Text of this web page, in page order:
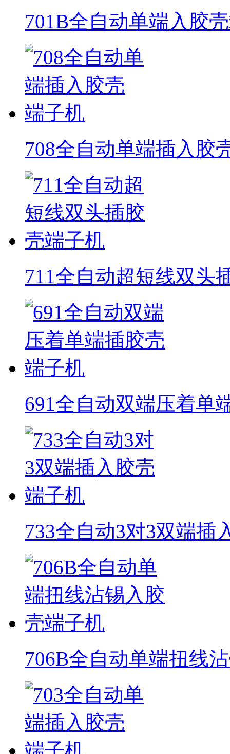
701B全自动单端入胶
708全自动单端插入胶
711全自动超短线双头
691全自动双端压着单
733全自动3对3双端插
706B全自动单端扭线